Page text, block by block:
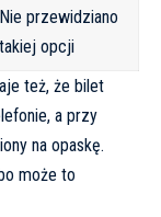
Nie przewidziano
takiej opcji
też, że bilet
a przy
na opaskę.
może to